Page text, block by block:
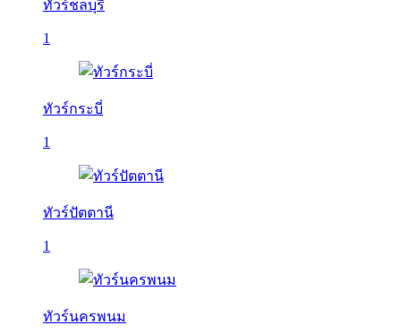
ทัวร์ชลบุรี
1
ทัวร์กระบี่
1
ทัวร์ปัตตานี
1
ทัวร์นครพนม